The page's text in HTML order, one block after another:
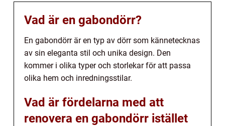
Vad är en gabondörr?
En gabondörr är en typ av dörr som kännetecknas
av sin eleganta stil och unika design. Den
kommer i olika typer och storlekar för att passa
olika hem och inredningsstilar.
Vad är fördelarna med att
renovera en gabondörr istället